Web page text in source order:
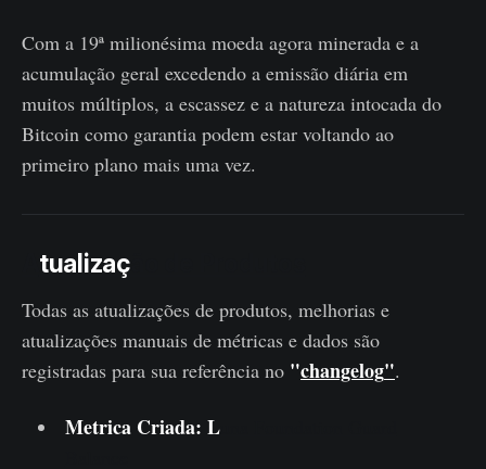
Com a 19ª milionésima moeda agora minerada e a
acumulação geral excedendo a emissão diária em
muitos múltiplos, a escassez e a natureza intocada do
Bitcoin como garantia podem estar voltando ao
primeiro plano mais uma vez.
tualização de Produtos
Todas as atualizações de produtos, melhorias e
atualizações manuais de métricas e dados são
registradas para sua referência no "changelog".
Metrica Criada: Luna Foundation Guard